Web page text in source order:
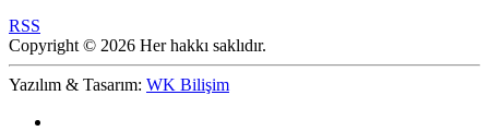
RSS
Copyright © 2026 Her hakkı saklıdır.
Yazılım & Tasarım: WK Bilişim